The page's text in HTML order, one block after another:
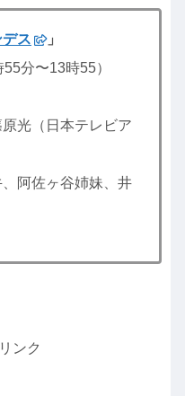
デス
」
分〜13時55）
光（日本テレビア
阿佐ヶ谷姉妹、井
ンク